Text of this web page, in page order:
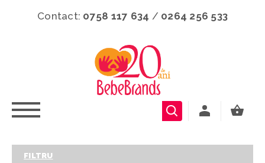
Contact: 0758 117 634 / 0264 256 533
FILTRU